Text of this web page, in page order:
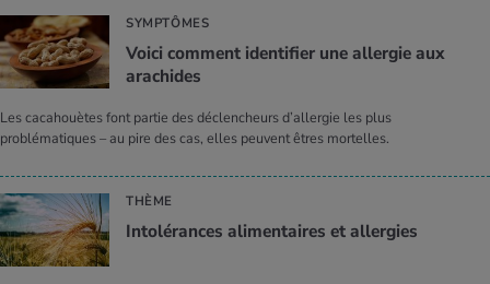
SYMPTÔMES
Voici comment identifier une allergie aux
arachides
Les cacahouètes font partie des déclencheurs d’allergie les plus
problématiques – au pire des cas, elles peuvent êtres mortelles.
THÈME
Intolérances alimentaires et allergies